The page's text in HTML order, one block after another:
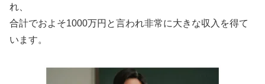
れ、
合計でおよそ1000万円と言われ非常に大きな収入を得て
います。